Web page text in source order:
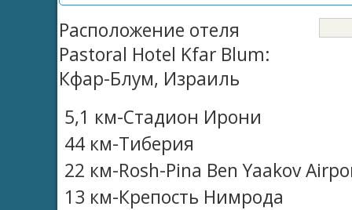
Расположение отеля
Pastoral Hotel Kfar Blum:
Кфар-Блум, Израиль
5,1 км-Стадион Ирони
44 км-Тиберия
22 км-Rosh-Pina Ben Yaakov
13 км-Крепость Нимрода